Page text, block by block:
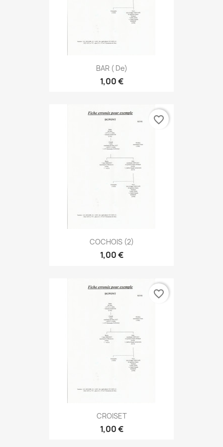
BAR ( De)
1,00 €
COCHOIS (2)
1,00 €
favorite_border
CROISET
1,00 €
favorite_border